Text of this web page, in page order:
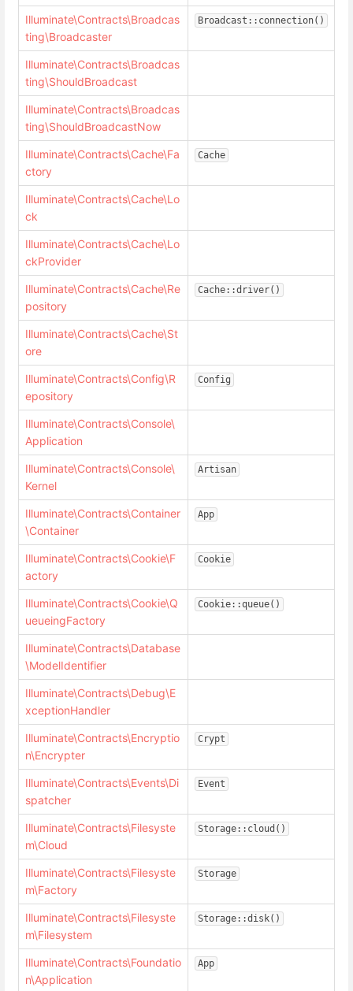
Illuminate\Contracts\Broadcas
ting\Broadcaster
Broadcast::connection()
Illuminate\Contracts\Broadcas
ting\ShouldBroadcast
Illuminate\Contracts\Broadcas
ting\ShouldBroadcastNow
Illuminate\Contracts\Cache\Fa
ctory
Cache
Illuminate\Contracts\Cache\Lo
ck
Illuminate\Contracts\Cache\Lo
ckProvider
Illuminate\Contracts\Cache\Re
pository
Cache::driver()
Illuminate\Contracts\Cache\St
ore
Illuminate\Contracts\Config\R
epository
Config
Illuminate\Contracts\Console\
Application
Illuminate\Contracts\Console\
Kernel
Artisan
Illuminate\Contracts\Container
\Container
App
Illuminate\Contracts\Cookie\F
actory
Cookie
Illuminate\Contracts\Cookie\Q
ueueingFactory
Cookie::queue()
Illuminate\Contracts\Database
\ModelIdentifier
Illuminate\Contracts\Debug\E
xceptionHandler
Illuminate\Contracts\Encryptio
n\Encrypter
Crypt
Illuminate\Contracts\Events\Di
spatcher
Event
Illuminate\Contracts\Filesyste
m\Cloud
Storage::cloud()
Illuminate\Contracts\Filesyste
m\Factory
Storage
Illuminate\Contracts\Filesyste
m\Filesystem
Storage::disk()
Illuminate\Contracts\Foundatio
n\Application
App